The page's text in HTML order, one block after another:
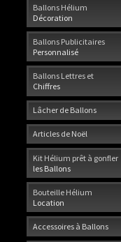
Ballons Hélium
Décoration
Ballons Publicitaires
Personnalisé
Ballons Lettres et
Chiffres
Lâcher de Ballons
Articles de Noël
Kit Hélium prêt à gonfler
les Ballons
Bouteille Hélium
Location
Accessoires à Ballons